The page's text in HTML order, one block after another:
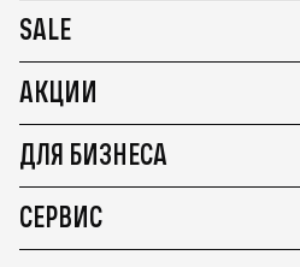
SALE
АКЦИИ
ДЛЯ БИЗНЕСА
СЕРВИС